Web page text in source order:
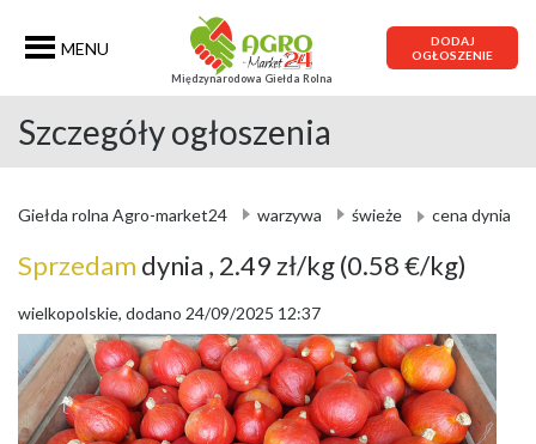
MENU
Międzynarodowa Giełda Rolna
DODAJ
OGŁOSZENIE
Szczegóły ogłoszenia
Giełda rolna Agro-market24 warzywa świeże cena dynia
Sprzedam dynia , 2.49 zł/kg(0.58 €/kg)
wielkopolskie, dodano 24/09/2025 12:37